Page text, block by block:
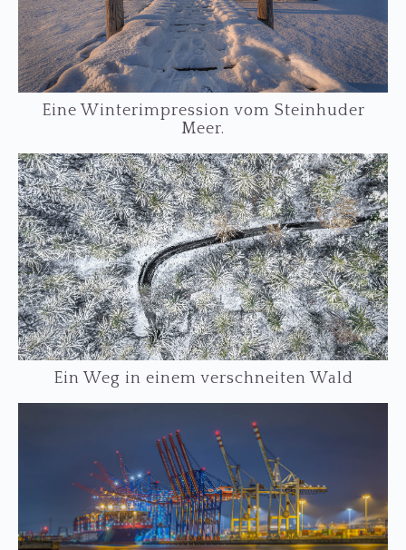
Eine Winterimpression vom Steinhuder
Meer.
Ein Weg in einem verschneiten Wald
…
…